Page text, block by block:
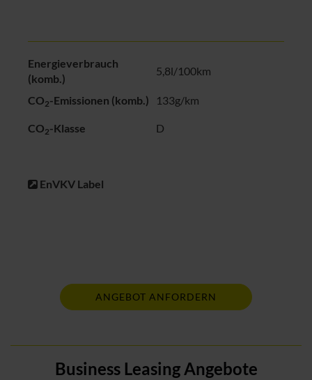
Energieverbrauch
(komb.)
5,8l/100km
CO2-Emissionen (komb.) 133g/km
CO2-Klasse D
EnVKV Label
ANGEBOT ANFORDERN
Business Leasing Angebote